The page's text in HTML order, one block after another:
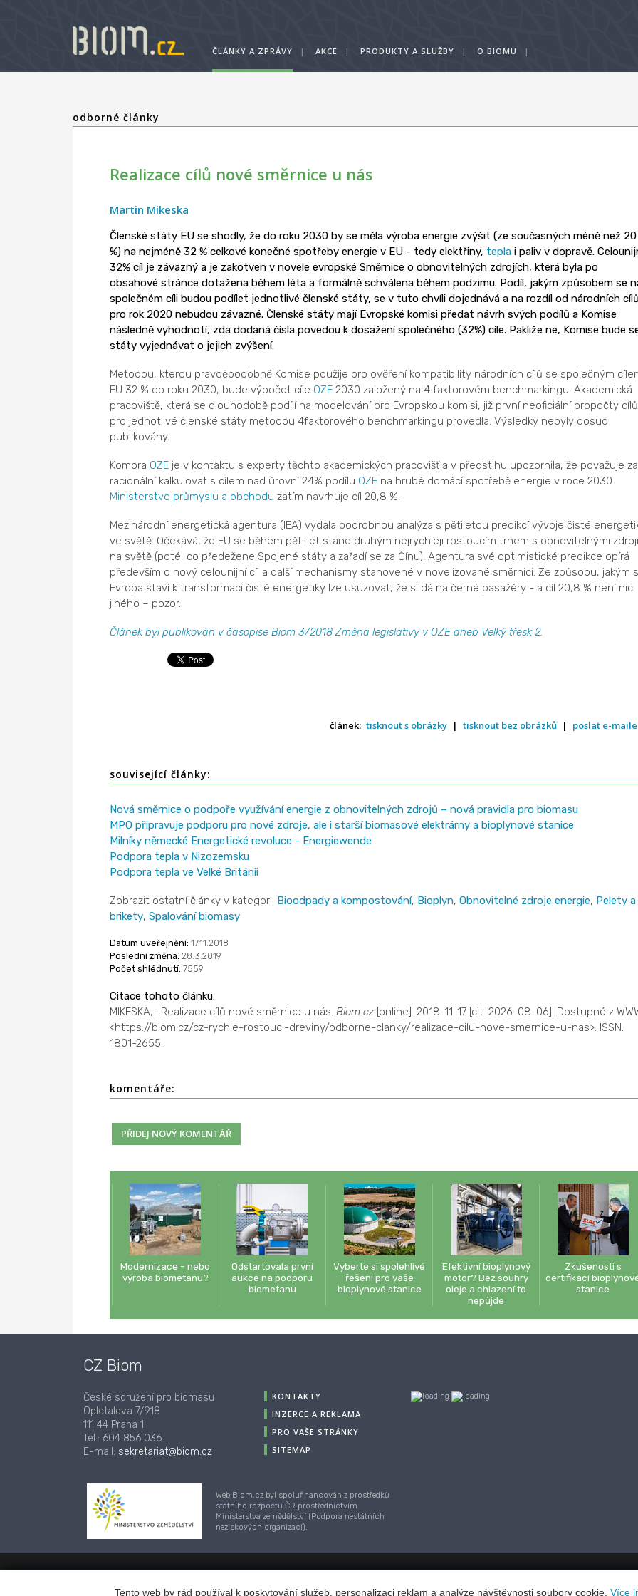
Tento web by rád používal k poskytování služeb, personalizaci reklam a analýze návštěvnosti soubory cookie. Více
ČLÁNKY A ZPRÁVY | AKCE | PRODUKTY A SLUŽBY | O BIOMU |
odborné články
Realizace cílů nové směrnice u nás
Martin Mikeska
Členské státy EU se shodly, že do roku 2030 by se měla výroba energie zvýšit (ze současných méně než 20
%) na nejméně 32 % celkové konečné spotřeby energie v EU - tedy elektřiny, teplai paliv v dopravě.
32% cíl je závazný a je zakotven v novele evropské Směrnice o obnovitelných zdrojích, která byla po
obsahové stránce dotažena během léta a formálně schválena během podzimu. Podíl, jakým způsobem se
společném cíli budou podílet jednotlivé členské státy, se v tuto chvíli dojednává a na rozdíl od národních
pro rok 2020 nebudou závazné. Členské státy mají Evropské komisi předat návrh svých podílů a Komise
následně vyhodnotí, zda dodaná čísla povedou k dosažení společného (32%) cíle. Pakliže ne, Komise bude
státy vyjednávat o jejich zvýšení.
Metodou, kterou pravděpodobně Komise použije pro ověření kompatibility národních cílů se společným
EU 32 % do roku 2030, bude výpočet cíle OZE2030 založený na 4 faktorovém benchmarkingu. Akademická
pracoviště, která se dlouhodobě podílí na modelování pro Evropskou komisi, již první neoficiální propočty cílů
pro jednotlivé členské státy metodou 4faktorového benchmarkingu provedla. Výsledky nebyly dosud
publikovány.
Komora OZEje v kontaktu s experty těchto akademických pracovišť a v předstihu upozornila, že považuje za
racionální kalkulovat s cílem nad úrovní 24% podílu OZEna hrubé domácí spotřebě energie v roce 2030.
Ministerstvo průmyslu a obchodu zatím navrhuje cíl 20,8 %.
Mezinárodní energetická agentura (IEA) vydala podrobnou analýza s pětiletou predikcí vývoje čisté
ve světě. Očekává, že EU se během pěti let stane druhým nejrychleji rostoucím trhem s obnovitelnými zdroji
na světě (poté, co předežene Spojené státy a zařadí se za Čínu). Agentura své optimistické predikce opírá
především o nový celounijní cíl a další mechanismy stanovené v novelizované směrnici. Ze způsobu, jakým
Evropa staví k transformaci čisté energetiky lze usuzovat, že si dá na černé pasažéry - a cíl 20,8 % není nic
jiného – pozor.
Článek byl publikován v časopise Biom 3/2018 Změna legislativy v OZE aneb Velký třesk 2.
článek: tisknout s obrázky | tisknout bez obrázků | poslat e-
související články:
Nová směrnice o podpoře využívání energie z obnovitelných zdrojů – nová pravidla pro biomasu
MPO připravuje podporu pro nové zdroje, ale i starší biomasové elektrárny a bioplynové stanice
Milníky německé Energetické revoluce - Energiewende
Podpora tepla v Nizozemsku
Podpora tepla ve Velké Británii
Zobrazit ostatní články v kategorii Bioodpady a kompostování, Bioplyn, Obnovitelné zdroje energie, Pelety a
brikety, Spalování biomasy
Datum uveřejnění: 17.11.2018
Poslední změna: 28.3.2019
Počet shlédnutí: 7559
Citace tohoto článku:
MIKESKA, : Realizace cílů nové směrnice u nás. Biom.cz[online]. 2018-11-17 [cit. 2026-08-06]. Dostupné z
<https://biom.cz/cz-rychle-rostouci-dreviny/odborne-clanky/realizace-cilu-nove-smernice-u-nas>. ISSN:
1801-2655.
komentáře:
Modernizace - nebo
výroba biometanu?
Odstartovala první
aukce na podporu
biometanu
Vyberte si spolehlivé
řešení pro vaše
bioplynové stanice
Efektivní bioplynový
motor? Bez souhry
oleje a chlazení to
nepůjde
Zkušenosti s
certifikací
stanice
CZ Biom
České sdružení pro biomasu
Opletalova 7/918
111 44 Praha 1
Tel.: 604 856 036
E-mail: sekretariat@biom.cz
KONTAKTY
INZERCE A REKLAMA
PRO VAŠE STRÁNKY
SITEMAP
Web Biom.cz byl spolufinancován z prostředků
státního rozpočtu ČR prostřednictvím
Ministerstva zemědělství (Podpora nestátních
neziskových organizací).